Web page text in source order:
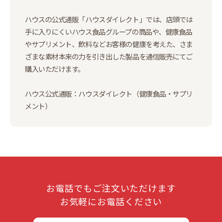
ハウスの公式通販「ハウスダイレクト」では、店頭では
手に入りにくいハウス食品グループの商品や、健康食品
やサプリメント、飲料などお客様の健康を考えた、さま
ざまな素材本来の力を引き出した製品を通信販売にてご
購入いただけます。
ハウス公式通販：ハウスダイレクト（健康食品・サプリ
メント）
お電話でもご注文いただけます
お気軽にお電話ください